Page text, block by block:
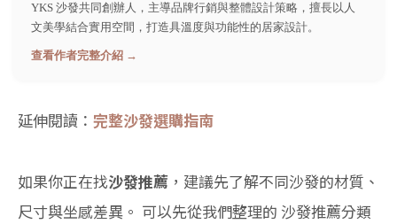
YKS 沙發共同創辦人，主導品牌行銷與整體設計策略，擅長以人
文美學結合實用空間，打造具溫度與功能性的居家設計。
查看作者完整介紹 →
延伸閱讀： 完整沙發選購指南
如果你正在找沙發推薦 ，建議先了解不同沙發的材質、
尺寸與坐感差異。 可以先從我們整理的 沙發推薦分類